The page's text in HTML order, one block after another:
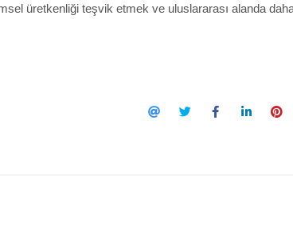
üretkenliği teşvik etmek ve uluslararası alanda